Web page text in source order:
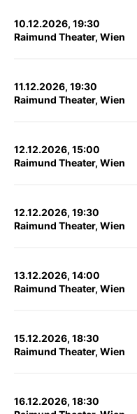
10.12.2026, 19:30
Raimund Theater, Wien
11.12.2026, 19:30
Raimund Theater, Wien
12.12.2026, 15:00
Raimund Theater, Wien
12.12.2026, 19:30
Raimund Theater, Wien
13.12.2026, 14:00
Raimund Theater, Wien
15.12.2026, 18:30
Raimund Theater, Wien
16.12.2026, 18:30